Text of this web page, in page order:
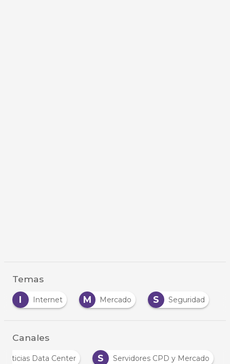
Temas
I
Internet M Mercado S Seguridad
Canales
Noticias Data Center S Servidores CPD y Mercado